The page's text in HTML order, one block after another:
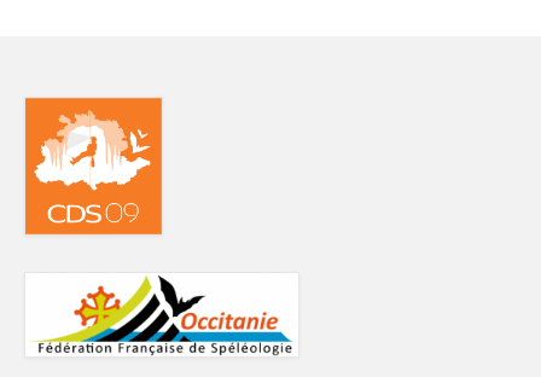
La commission scientifique / environnement
Partenaires
Partenaires privilégiés
Pratiquer la spéléo en Ariège
Préparer sa sortie Spéléo